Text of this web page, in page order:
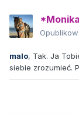
malo, Tak. Ja
siebie zrozumieć.